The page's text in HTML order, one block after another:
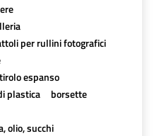
per rullini fotografici
espanso
plastica
borsette
olio, succhi